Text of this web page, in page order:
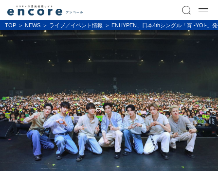
TOP NEWS ライブ／イベント情報 ENHYPEN、日本4thシングル「宵 -YOI-」